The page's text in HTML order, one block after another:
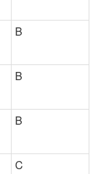
B
B
B
C